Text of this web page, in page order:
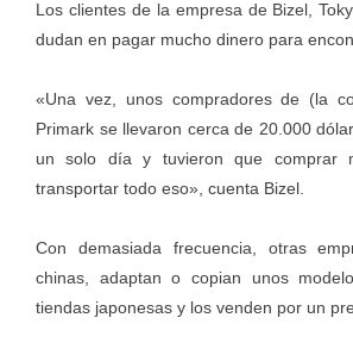
Los clientes de la empresa de Bizel,
dudan en pagar mucho dinero para
«Una vez, unos compradores de (la
Primark se llevaron cerca de 20.000
un solo día y tuvieron que comprar
transportar todo eso», cuenta Bizel.
Con demasiada frecuencia, otras
chinas, adaptan o copian unos
tiendas japonesas y los venden por un